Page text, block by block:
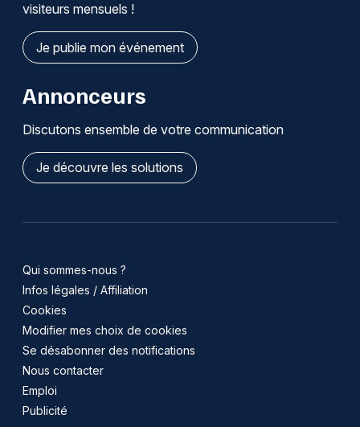
visiteurs mensuels !
Je publie mon événement
Annonceurs
Discutons ensemble de votre communication
Je découvre les solutions
Qui sommes-nous ?
Infos légales / Affiliation
Cookies
Modifier mes choix de cookies
Se désabonner des notifications
Nous contacter
Emploi
Publicité